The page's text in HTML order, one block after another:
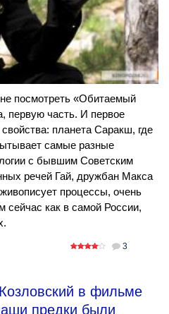
посмотреть «Обитаемый
первую часть. И первое
планета Саракш, где
самые разные
с бывшим Советским
речей Гай, дружбан Макса
процессы, очень
сейчас как в самой России,
3
в фильме
предки были